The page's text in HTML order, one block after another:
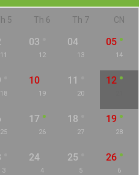
5 Th 6 Th 7 CN
11
03
12
04
13
05
14
18
10
19
11
20
12
25
17
26
18
27
19
28
3
24
4
25
5
26
6